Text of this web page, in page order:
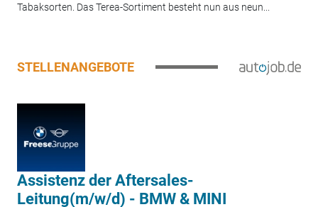
Tabaksorten. Das Terea-Sortiment besteht nun aus neun...
STELLENANGEBOTE
Assistenz der Aftersales-
Leitung(m/w/d) - BMW & MINI